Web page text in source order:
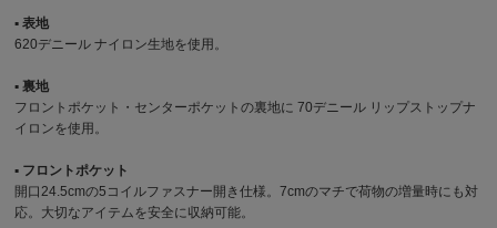
▪︎ 表地
620デニール ナイロン生地を使用。
▪︎ 裏地
フロントポケット・センターポケットの裏地に 70デニール リップストップナ
イロンを使用。
▪︎ フロントポケット
開口24.5cmの5コイルファスナー開き仕様。7cmのマチで荷物の増量時にも対
応。大切なアイテムを安全に収納可能。